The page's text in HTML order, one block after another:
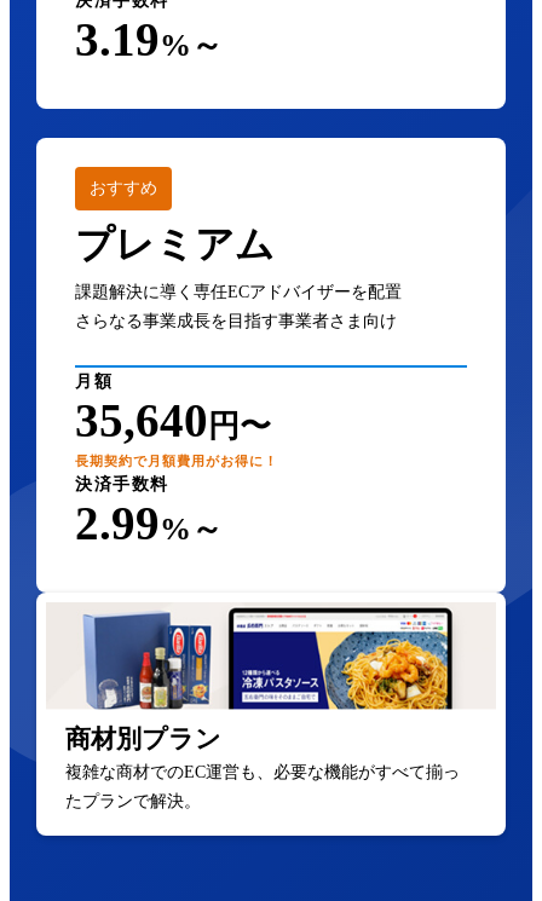
3.19%～
おすすめ
プレミアム
課題解決に導く専任ECアドバイザーを配置
さらなる事業成長を目指す事業者さま向け
月額
35,640 円〜
長期契約で月額費用がお得に！
決済手数料
2.99%～
商材別プラン
複雑な商材でのEC運営も、必要な機能がすべて揃っ
たプランで解決。